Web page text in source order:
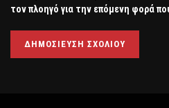
τον πλοηγό για την επόμενη φορά